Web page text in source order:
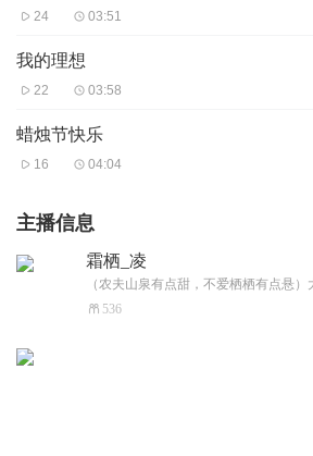
24 03:51
我的理想
22 03:58
蜡烛节快乐
16 04:04
主播信息
霜栖_凌
536